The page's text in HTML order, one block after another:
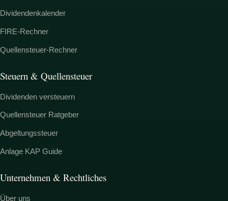
Dividendenkalender
FIRE-Rechner
Quellensteuer-Rechner
Steuern & Quellensteuer
Dividenden versteuern
Quellensteuer Ratgeber
Abgeltungssteuer
Anlage KAP Guide
Unternehmen & Rechtliches
Über uns